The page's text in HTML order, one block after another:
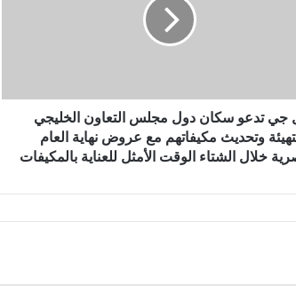
لتهيئة
مكيفاتهم
الحصرية
الوقت
جي تدعو سكان دول مجلس التعاون الخليجي
وتحديث مكيفاتهم مع عروض نهاية العام
خلال الشتاء الوقت الأمثل للعناية بالمكيفات